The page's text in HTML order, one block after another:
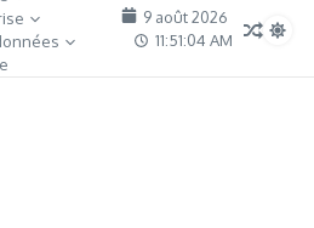
9 août 2026
11:51:05 AM